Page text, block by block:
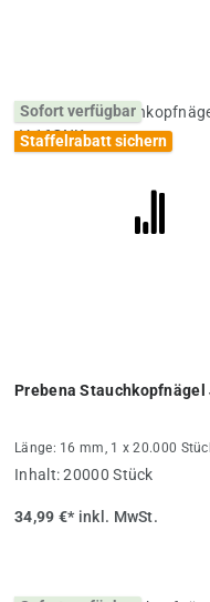
Sofort verfügbar
Staffelrabatt sichern
Prebena Stauchkopfnägel
Länge: 16 mm, 1 x 20.000
Inhalt:20000 Stück
34,99 €* inkl. MwSt.